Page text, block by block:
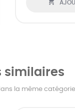
similaires
la même